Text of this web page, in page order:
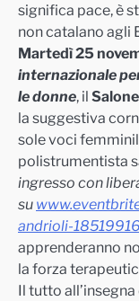
significa pace, è
non catalano agli
Martedì 25
internazionale
le donne, il
la suggestiva
sole voci
polistrumentista
ingresso con
su
andrioli-
apprenderanno
la forza
Il tutto